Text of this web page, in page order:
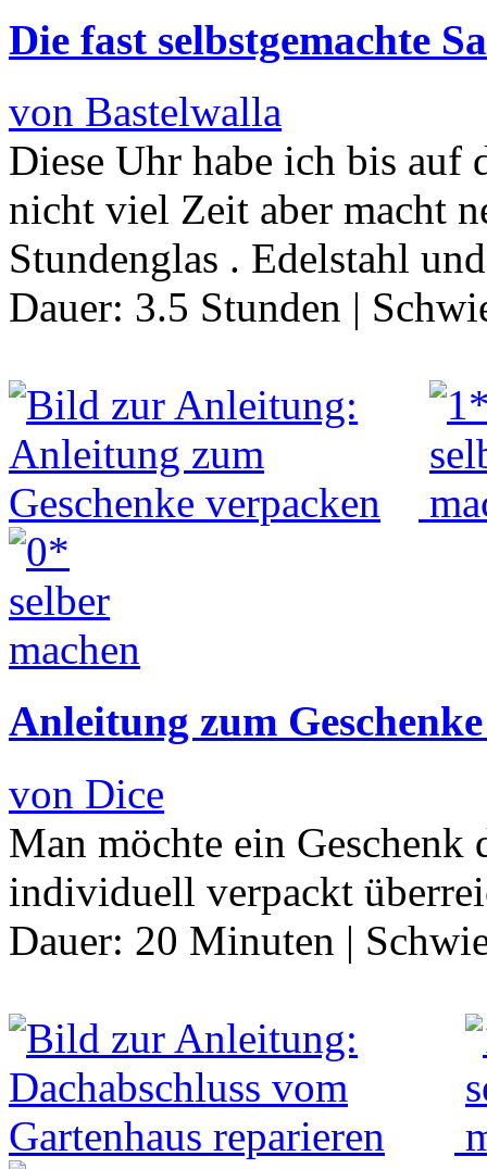
Die fast selbstgemachte
von Bastelwalla
Diese Uhr habe ich bis auf
nicht viel Zeit aber macht
Stundenglas . Edelstahl
Dauer: 3.5 Stunden |
Anleitung zum
von Dice
Man möchte ein Geschenk
individuell verpackt
Dauer: 20 Minuten |